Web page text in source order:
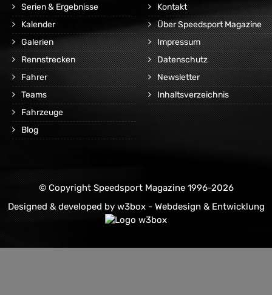
Serien & Ergebnisse
Kalender
Galerien
Rennstrecken
Fahrer
Teams
Fahrzeuge
Blog
Kontakt
Über Speedsport Magazine
Impressum
Datenschutz
Newsletter
Inhaltsverzeichnis
© Copyright Speedsport Magazine 1996-2026
Designed & developed by w3box - Webdesign & Entwicklung